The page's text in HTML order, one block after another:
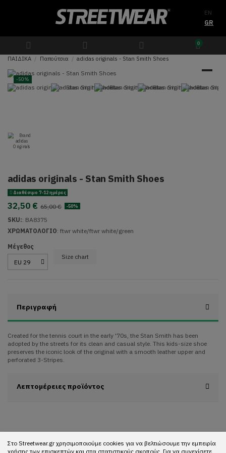
EN
GR
0
ΠΑΙΔΙΚΑ Παπούτσια adidas originals - Stan Smith Shoes
-50%
adidas originals - Stan Smith Shoes
Διαθέσιμο 7-12 ημέρες
32,50 € 65,00 € -50%
SKU:: BA8375
ΧΡΩΜΑΤΟΛΟΓΙΟ: ftwr white/ftwr white/green
Μέγεθος
Size chart
Περιγραφή
Created for the tennis court in the early '70s, the Stan Smith has been
adopted by the streets for its clean and casual style. This kids-size shoe
preserves the iconic look of the original with a smooth leather upper and
perforated 3-Stripes.
Λεπτομέρειες προϊόντος
Στο Streetwear.gr χρησιμοποιούμε cookies για να βελτιώσουμε την εμπειρία
χρήσης των επισκεπτών και στα στατιστικούς σκοπούς. Για να συνεχίσετε